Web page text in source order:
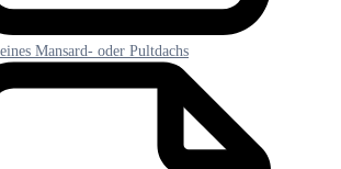
Mansard- oder Pultdachs